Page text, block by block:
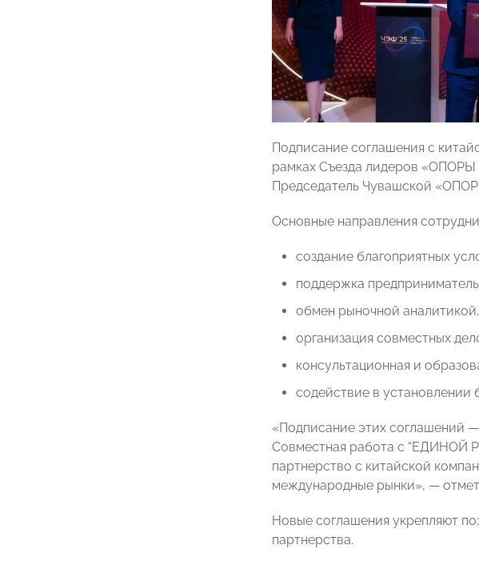
Подписание соглашения с
рамках Съезда лидеров
Председатель Чувашской
Основные направления
создание благоприятных
поддержка
обмен рыночной
организация совместных
консультационная и
содействие в установлении
«Подписание этих соглашений
Совместная работа с “ЕДИНОЙ
партнерство с китайской
международные рынки», —
Новые соглашения укрепляют
партнерства.